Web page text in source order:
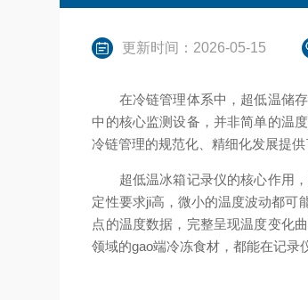
更新时间：2026-05-15
在冷链管理体系中，超低温储存
中的核心监测设备，并非简单的温
冷链管理的规范化、精细化发展提供
超低温冰箱记录仪的核心作用，
定性要求ji高，微小的温度波动都可
点的温度数据，完整呈现温度变化
领域的gao端冷冻食材，都能在记录